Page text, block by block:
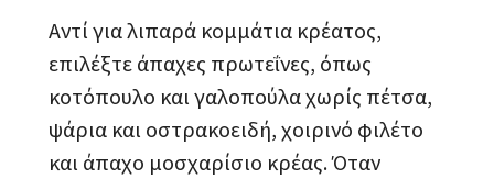
Αντί για λιπαρά κομμάτια κρέατος,
επιλέξτε άπαχες πρωτεΐνες, όπως
κοτόπουλο και γαλοπούλα χωρίς πέτσα,
ψάρια και οστρακοειδή, χοιρινό φιλέτο
και άπαχο μοσχαρίσιο κρέας. Όταν